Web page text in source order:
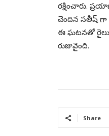
రక్షించారు.
చెందిన సతీష్ గా
ఈ ఘటనతో రైలు
రుజువైంది.
Share